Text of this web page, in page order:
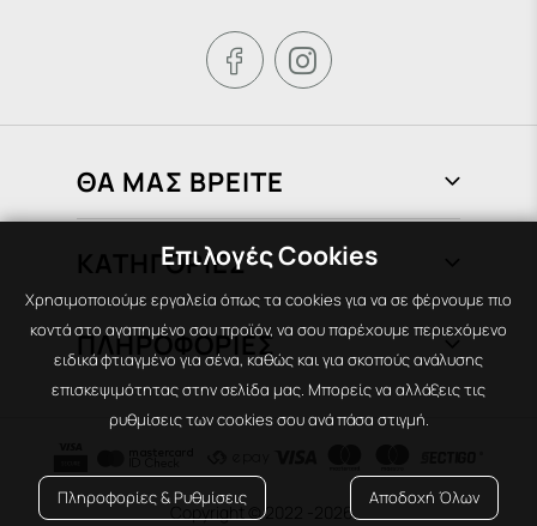
 
ΘΑ ΜΑΣ ΒΡΕΙΤΕ
info@areti-books.gr
ΔΕ - ΤΕ:9:00 π.μ. - 6:00 μ.μ.
ΤΡΙ - ΠΕ - ΠΑ:9:00 π.μ. - 8:00 μ.μ.
ΚΑΤΗΓΟΡΙΕΣ
Χαρτικά-Αναλώσιμα
Ζωγραφική-Σχέδιο
Παιχνίδια
ΠΛΗΡΟΦΟΡΙΕΣ
Όροι & προϋποθέσεις
Τρόποι αποστολής
Επικοινωνία Copyright © 2022 -2026
Επιλογές Cookies
Χρησιμοποιούμε εργαλεία όπως τα cookies για να σε φέρνουμε πιο
κοντά στο αγαπημένο σου προϊόν, να σου παρέχουμε περιεχόμενο
ειδικά φτιαγμένο για σένα, καθώς και για σκοπούς ανάλυσης
επισκεψιμότητας στην σελίδα μας. Μπορείς να αλλάξεις τις
ρυθμίσεις των cookies σου ανά πάσα στιγμή.
Πληροφορίες & Ρυθμίσεις Αποδοχή Όλων